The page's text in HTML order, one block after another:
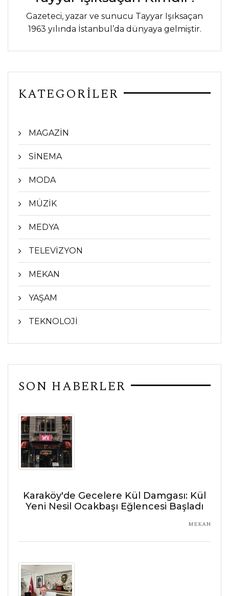
Gazeteci, yazar ve sunucu Tayyar Işıksaçan
1963 yılında İstanbul’da dünyaya gelmiştir.
KATEGORİLER
MAGAZİN
SİNEMA
MODA
MÜZİK
MEDYA
TELEVİZYON
MEKAN
YAŞAM
TEKNOLOJİ
SON HABERLER
Karaköy'de Gecelere Kül Damgası: Kül
Yeni Nesil Ocakbaşı Eğlencesi Başladı
MEKAN